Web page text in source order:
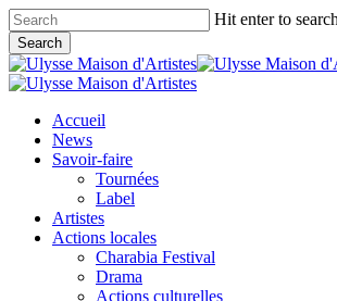
Skip
to
main
content
Hit enter to
Search
Close
Search
search
Menu
Accueil
News
Savoir-faire
Tournées
Label
Artistes
Actions locales
Charabia Festival
Drama
Actions culturelles